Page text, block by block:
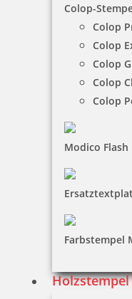
Colop-
Colop
Colop
Colop
Colop
Colop
Modico Flash
Farbstempel
Holzstempel
COLOP-